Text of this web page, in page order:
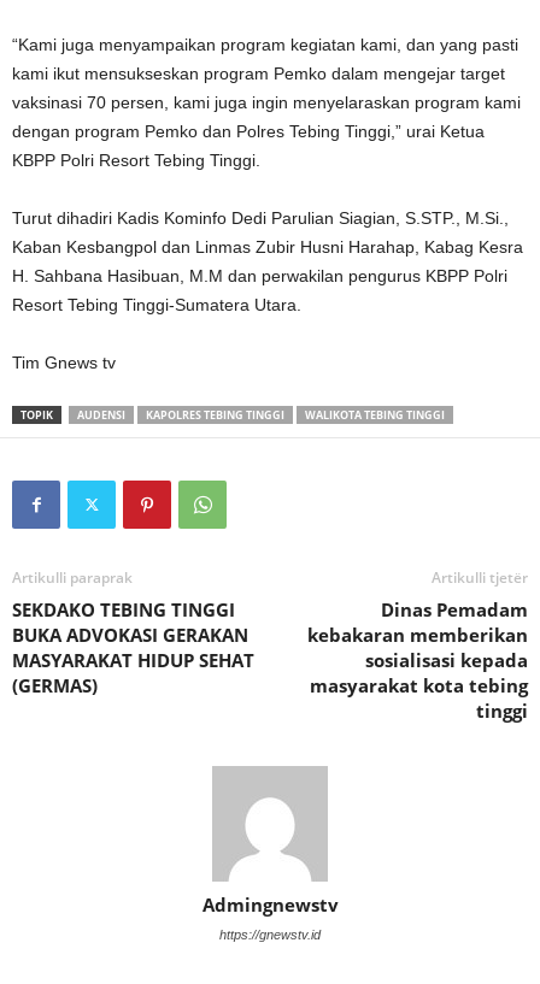
“Kami juga menyampaikan program kegiatan kami, dan yang pasti
kami ikut mensukseskan program Pemko dalam mengejar target
vaksinasi 70 persen, kami juga ingin menyelaraskan program kami
dengan program Pemko dan Polres Tebing Tinggi,” urai Ketua
KBPP Polri Resort Tebing Tinggi.
Turut dihadiri Kadis Kominfo Dedi Parulian Siagian, S.STP., M.Si.,
Kaban Kesbangpol dan Linmas Zubir Husni Harahap, Kabag Kesra
H. Sahbana Hasibuan, M.M dan perwakilan pengurus KBPP Polri
Resort Tebing Tinggi-Sumatera Utara.
Tim Gnews tv
TOPIK AUDENSI KAPOLRES TEBING TINGGI WALIKOTA TEBING TINGGI
Artikulli paraprak
SEKDAKO TEBING TINGGI
BUKA ADVOKASI GERAKAN
MASYARAKAT HIDUP SEHAT
(GERMAS)
Artikulli tjetër
Dinas Pemadam
kebakaran memberikan
sosialisasi kepada
masyarakat kota tebing
tinggi
Admingnewstv
https://gnewstv.id